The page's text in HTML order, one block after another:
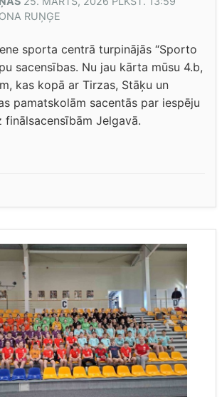
RUŅĢE
sporta centrā turpinājās “Sporto
sacensības. Nu jau kārta mūsu 4.b,
kas kopā ar Tirzas, Stāķu un
pamatskolām sacentās par iespēju
finālsacensībām Jelgavā.